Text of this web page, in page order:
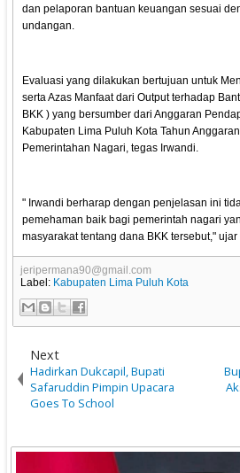
dan pelaporan bantuan keuangan sesuai
undangan.
Evaluasi yang dilakukan bertujuan untuk
serta Azas Manfaat dari Output terhadap
BKK ) yang bersumber dari Anggaran
Kabupaten Lima Puluh Kota Tahun
Pemerintahan Nagari, tegas Irwandi.
" Irwandi berharap dengan penjelasan ini
pemehaman baik bagi pemerintah nagari
masyarakat tentang dana BKK tersebut,"
jeripermana90@gmail.com
Label: Kabupaten Lima Puluh Kota
Next
Hadirkan Dukcapil, Bupati
Safaruddin Pimpin Upacara
Goes To School